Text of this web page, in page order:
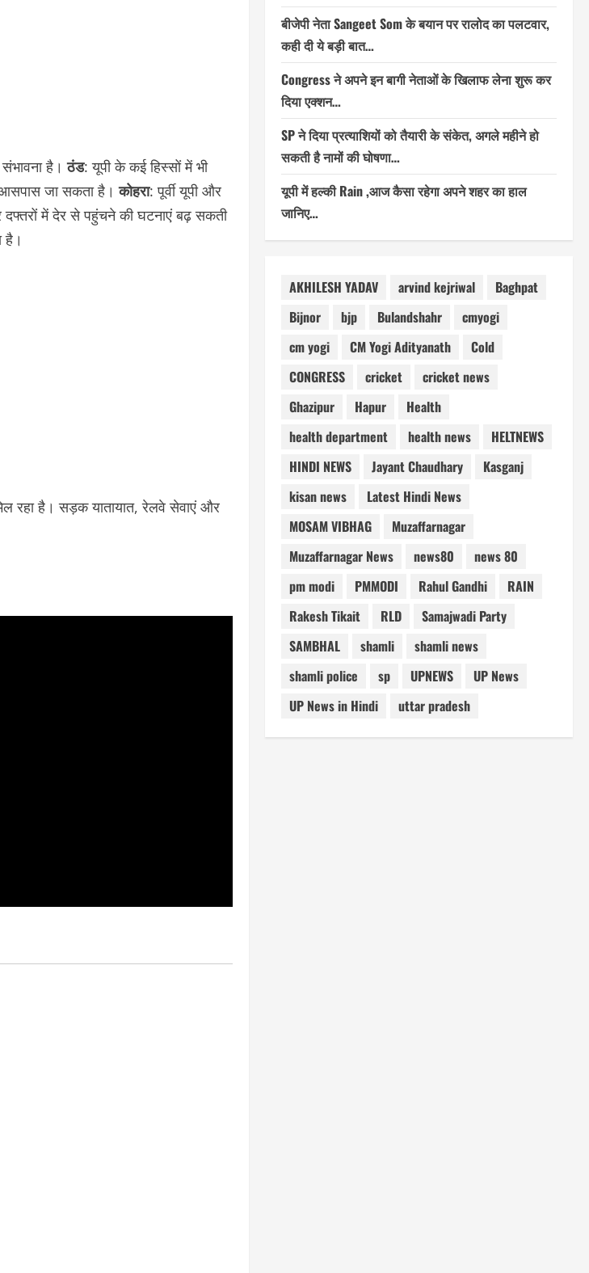
है।ठंड: यूपी के कई हिस्सों में भी
आसपास जा सकता है।कोहरा: पूर्वी यूपी और
में देर से पहुंचने की घटनाएं बढ़ सकती
है।
रहा है। सड़क यातायात, रेलवे सेवाएं और
बीजेपी नेता Sangeet Som के बयान पर रालोद का पलटवार,
कही दी ये बड़ी बात…
Congress ने अपने इन बागी नेताओं के खिलाफ लेना शुरू कर
दिया एक्शन…
SP ने दिया प्रत्याशियों को तैयारी के संकेत, अगले महीने हो
सकती है नामों की घोषणा…
यूपी में हल्की Rain ,आज कैसा रहेगा अपने शहर का हाल
जानिए…
AKHILESH YADAV arvind kejriwal
Baghpat
Bijnor
bjp Bulandshahr
cmyogi
cm yogi
CM Yogi Adityanath
Cold
CONGRESS
cricket
cricket news
Ghazipur
Hapur
Health
health department
health news
HELTNEWS
HINDI NEWS
Jayant Chaudhary
Kasganj
kisan news
Latest Hindi News
MOSAM VIBHAG
Muzaffarnagar
Muzaffarnagar News
news80
news 80
pm modi
PMMODI Rahul Gandhi
RAIN
Rakesh Tikait
RLD
Samajwadi Party
SAMBHAL
shamli
shamli news
shamli police
sp UPNEWS
UP News
UP News in Hindi
uttar pradesh